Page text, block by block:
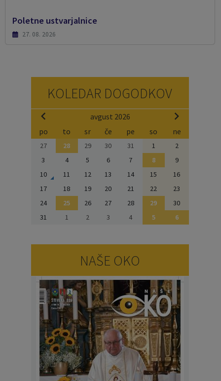
Poletne ustvarjalnice
27. 08. 2026
KOLEDAR DOGODKOV
avgust 2026
po
to sr če pe so ne
27 28 29 30 31 1
2
3
4 5 6 7 8
9
10
11 12 13 14 15
16
17
18 19 20 21 22
23
24
25 26 27 28 29
30
31
1 2 3 4 5 6
NAŠE OKO